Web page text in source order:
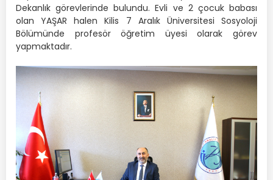
Dekanlık görevlerinde bulundu. Evli ve 2 çocuk babası
olan YAŞAR halen Kilis 7 Aralık Üniversitesi Sosyoloji
Bölümünde profesör öğretim üyesi olarak görev
yapmaktadır.